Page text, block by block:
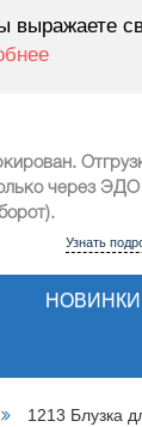
через ЭДО
Узнать
НОВИНКИ
1213 Блузка